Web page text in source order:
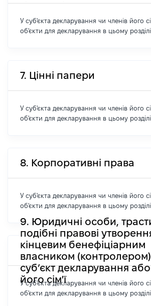
У суб'єкта декларування чи членів його
об'єкти для декларування в цьому
7. Цінні папери
У суб'єкта декларування чи членів його
об'єкти для декларування в цьому
8. Корпоративні права
У суб'єкта декларування чи членів його
об'єкти для декларування в цьому
9. Юридичні особи,
подібні правові
кінцевим бенефіціарним
власником
суб’єкт декларування
його сім'ї
У суб'єкта декларування чи членів його
об'єкти для декларування в цьому